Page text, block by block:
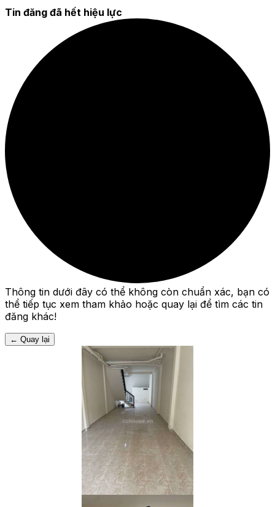
Tin đăng đã hết hiệu lực
Thông tin dưới đây có thể không còn chuẩn xác, bạn có
thể tiếp tục xem tham khảo hoặc quay lại để tìm các tin
đăng khác!
← Quay lại